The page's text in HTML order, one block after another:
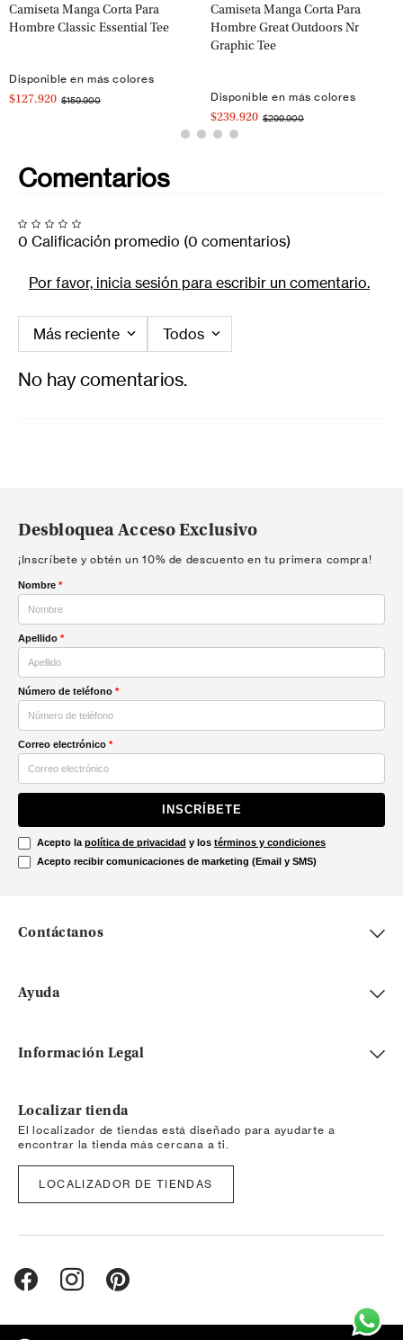
Camiseta Manga Corta Para
Hombre Classic Essential Tee
Disponible en más colores
$127.920 $159.900
Camiseta Manga Corta Para
Hombre Great Outdoors Nr
Graphic Tee
Disponible en más colores
$239.920 $299.900
Comentarios
0 Calificación promedio (0 comentarios)
Por favor, inicia sesión para escribir un comentario.
Más reciente Todos
No hay comentarios.
Desbloquea Acceso Exclusivo
¡Inscríbete y obtén un 10% de descuento en tu primera compra!
Nombre *
Apellido *
Número de teléfono *
Correo electrónico *
INSCRÍBETE
Acepto la política de privacidad y los términos y condiciones
Acepto recibir comunicaciones de marketing (Email y SMS)
Contáctanos
Ayuda
Información Legal
Localizar tienda
El localizador de tiendas está diseñado para ayudarte a
encontrar la tienda más cercana a ti.
LOCALIZADOR DE TIENDAS